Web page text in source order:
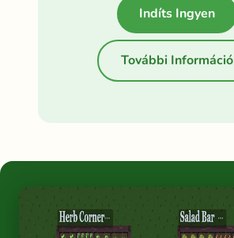
Indíts Ingyen
További Információ